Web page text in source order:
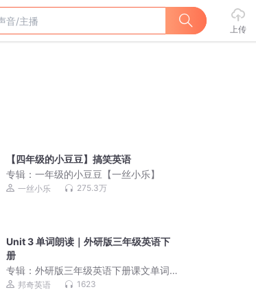
上传
【四年级的小豆豆】搞笑英语
专辑：一年级的小豆豆【一丝小乐】
一丝小乐 275.3万
Unit 3 单词朗读｜外研版三年级英语下
册
专辑：外研版三年级英语下册课文单词
朗读邦奇英语 1623